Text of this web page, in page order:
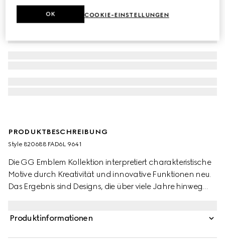
PRODUKTBESCHREIBUNG
Style ‎820688 FAD6L 9641
Die GG Emblem Kollektion interpretiert charakteristische
Motive durch Kreativität und innovative Funktionen neu.
Das Ergebnis sind Designs, die über viele Jahre hinweg
durch den neuen GG Monogramm-Stoff in Beige und
Produktinformationen
COOKIE-EINSTELLUNGEN
OK